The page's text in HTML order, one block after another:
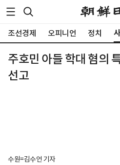
조선경제 오피니언 정치
주호민 아들 학대 혐의
선고
수원=김수언 기자